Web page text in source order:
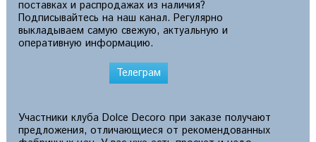
поставках и распродажах из наличия?
Подписывайтесь на наш канал. Регулярно
выкладываем самую свежую, актуальную и
оперативную информацию.
Телеграм
Участники клуба Dolce Decoro при заказе получают
предложения, отличающиеся от рекомендованных